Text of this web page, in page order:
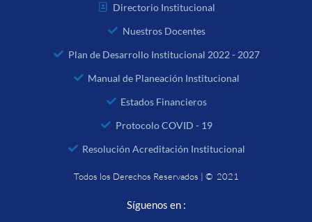
Directorio Institucional
Nuestros Docentes
Plan de Desarrollo Institucional 2022 - 2027
Manual de Planeación Institucional
Estados Financieros
Protocolo COVID - 19
Resolución Acreditación Institucional
Todos los Derechos Reservados | © 2021
Síguenos en :